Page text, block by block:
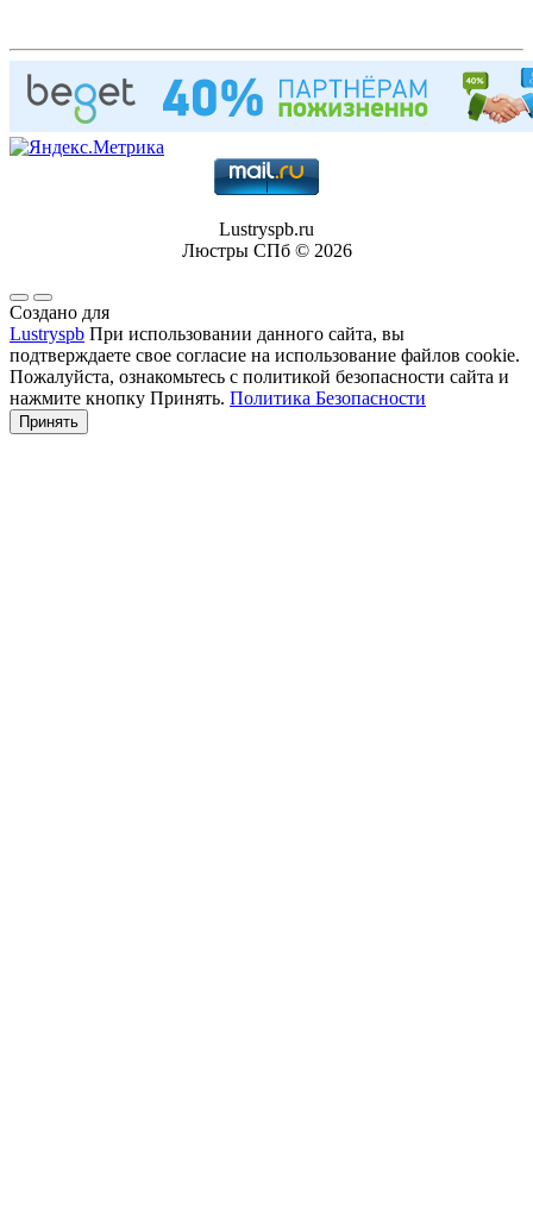
Lustryspb.ru
Люстры СПб © 2026
Создано для
Lustryspb При использовании данного сайта, вы
подтверждаете свое согласие на использование файлов cookie.
Пожалуйста, ознакомьтесь с политикой безопасности сайта и
нажмите кнопку Принять. Политика Безопасности
Принять